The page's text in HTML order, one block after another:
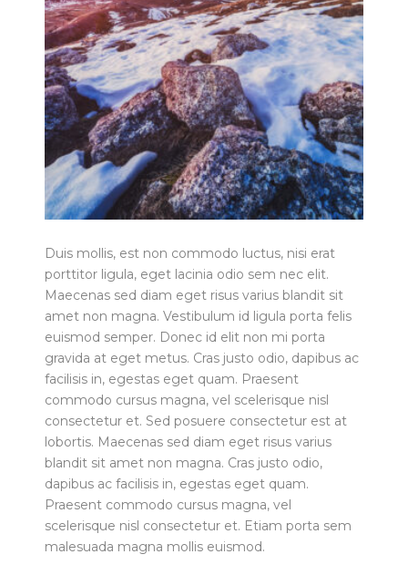
Duis mollis, est non commodo luctus, nisi erat
porttitor ligula, eget lacinia odio sem nec elit.
Maecenas sed diam eget risus varius blandit sit
amet non magna. Vestibulum id ligula porta felis
euismod semper. Donec id elit non mi porta
gravida at eget metus. Cras justo odio, dapibus ac
facilisis in, egestas eget quam. Praesent
commodo cursus magna, vel scelerisque nisl
consectetur et. Sed posuere consectetur est at
lobortis. Maecenas sed diam eget risus varius
blandit sit amet non magna. Cras justo odio,
dapibus ac facilisis in, egestas eget quam.
Praesent commodo cursus magna, vel
scelerisque nisl consectetur et. Etiam porta sem
malesuada magna mollis euismod.